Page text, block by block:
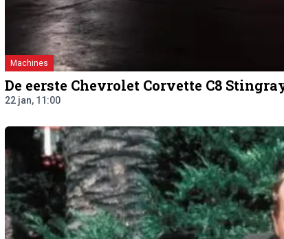
Machines
De eerste Chevrolet Corvette C8
22 jan, 11:00